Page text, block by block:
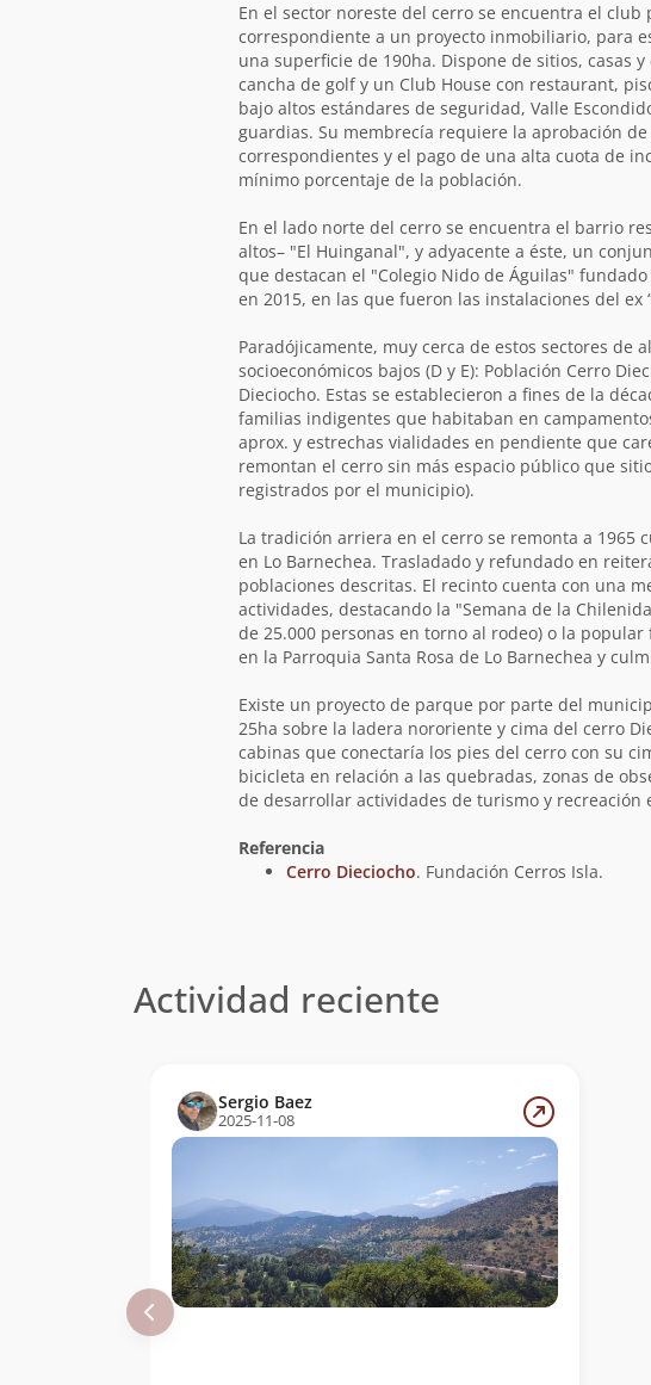
En el sector noreste del cerro se encuentra el
correspondiente a un proyecto inmobiliario, para
una superficie de 190ha. Dispone de sitios, casas
cancha de golf y un Club House con restaurant,
bajo altos estándares de seguridad, Valle
guardias. Su membrecía requiere la aprobación
correspondientes y el pago de una alta cuota de
mínimo porcentaje de la población.
En el lado norte del cerro se encuentra el barrio
altos– "El Huinganal", y adyacente a éste, un
que destacan el "Colegio Nido de Águilas"
en 2015, en las que fueron las instalaciones del ex
Paradójicamente, muy cerca de estos sectores de
socioeconómicos bajos (D y E): Población Cerro
Dieciocho. Estas se establecieron a fines de la
familias indigentes que habitaban en
aprox. y estrechas vialidades en pendiente que
remontan el cerro sin más espacio público que
registrados por el municipio).
La tradición arriera en el cerro se remonta a 1965
en Lo Barnechea. Trasladado y refundado en
poblaciones descritas. El recinto cuenta con una
actividades, destacando la "Semana de la
de 25.000 personas en torno al rodeo) o la
en la Parroquia Santa Rosa de Lo Barnechea y
Existe un proyecto de parque por parte del
25ha sobre la ladera nororiente y cima del cerro
cabinas que conectaría los pies del cerro con su
bicicleta en relación a las quebradas, zonas de
de desarrollar actividades de turismo y recreación
Referencia
Cerro Dieciocho. Fundación Cerros Isla.
Actividad reciente
Sergio Baez
2025-11-08